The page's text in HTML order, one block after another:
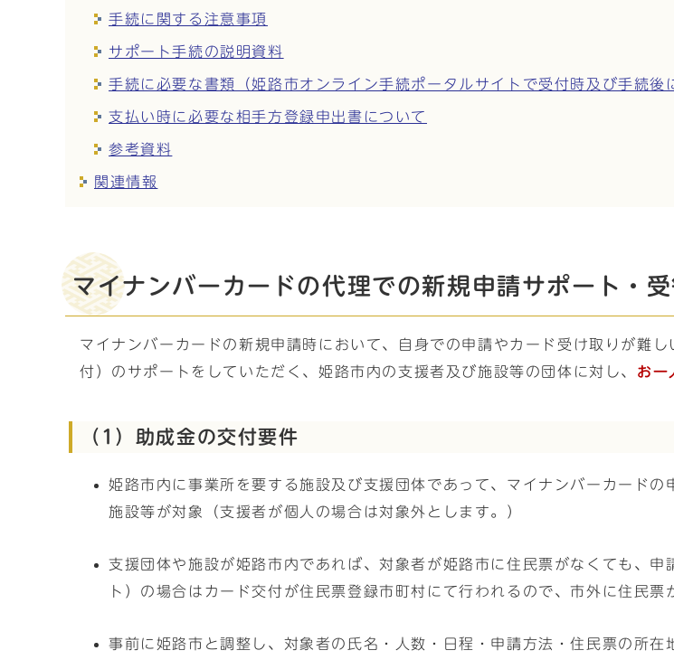
手続に関する注意事項
サポート手続の説明資料
手続に必要な書類（姫路市オンライン手続ポータルサイトで受付時及び手続後
支払い時に必要な相手方登録申出書について
参考資料
関連情報
マイナンバーカードの代理での新規申請サポート・
マイナンバーカードの新規申請時において、自身での申請やカード受け取りが難
付）のサポートをしていただく、姫路市内の支援者及び施設等の団体に対し、 お一
（1）助成金の交付要件
姫路市内に事業所を要する施設及び支援団体であって、マイナンバーカード
施設等が対象（支援者が個人の場合は対象外とします。）
支援団体や施設が姫路市内であれば、対象者が姫路市に住民票がなくても、
ト）の場合はカード交付が住民票登録市町村にて行われるので、市外に住民票
事前に姫路市と調整し、対象者の氏名・人数・日程・申請方法・住民票の所